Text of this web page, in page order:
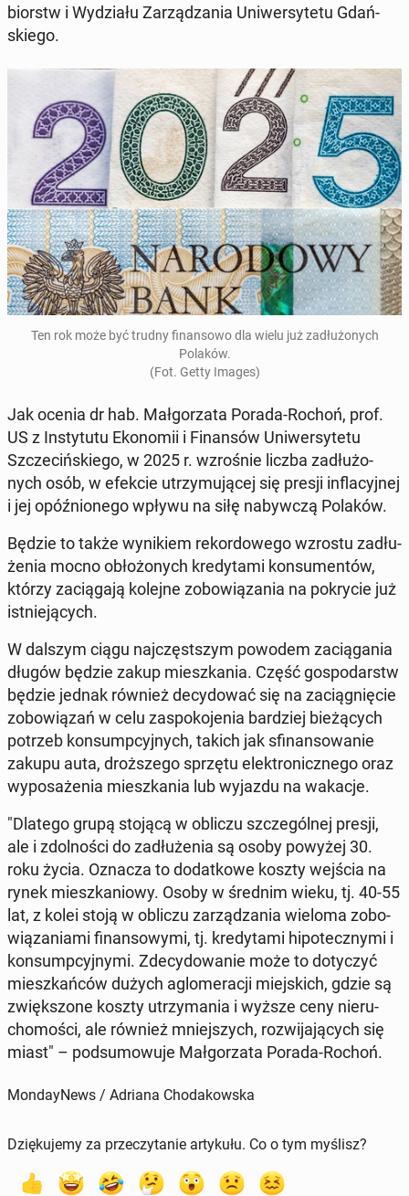
biorstw i Wy­dzia­łu Za­rzą­dza­nia Uni­wer­sy­te­tu Gdań­
skie­go.
Ten rok może być trudny fi­nan­so­wo dla wielu już za­dłu­żo­nych
Polaków.
(Fot. Getty Images)
Jak ocenia dr hab. Mał­go­rza­ta Porada-Rochoń, prof.
US z In­sty­tu­tu Eko­no­mii i Fi­nan­sów Uni­wer­sy­te­tu
Szcze­ciń­skie­go, w 2025 r. wzro­śnie liczba za­dłu­żo­
nych osób, w efekcie utrzy­mu­ją­cej się presji in­fla­cyj­nej
i jej opóź­nio­ne­go wpływu na siłę na­byw­czą Polaków.
Będzie to także wy­ni­kiem re­kor­do­we­go wzrostu za­dłu­
że­nia mocno ob­ło­żo­nych kre­dy­ta­mi kon­su­men­tów,
którzy za­cią­ga­ją kolejne zo­bo­wią­za­nia na po­kry­cie już
ist­nie­ją­cych.
W dalszym ciągu naj­częst­szym powodem za­cią­ga­nia
długów będzie zakup miesz­ka­nia. Część go­spo­darstw
będzie jednak również de­cy­do­wać się na za­cią­gnię­cie
zo­bo­wią­zań w celu za­spo­ko­je­nia bar­dziej bie­żą­cych
potrzeb kon­sump­cyj­nych, takich jak sfi­nan­so­wa­nie
zakupu auta, droż­sze­go sprzętu elek­tro­nicz­ne­go oraz
wy­po­sa­że­nia miesz­ka­nia lub wyjazdu na wakacje.
"Dlatego grupą stojącą w obliczu szcze­gól­nej presji,
ale i zdol­no­ści do za­dłu­że­nia są osoby powyżej 30.
roku życia. Oznacza to do­dat­ko­we koszty wejścia na
rynek miesz­ka­nio­wy. Osoby w średnim wieku, tj. 40-55
lat, z kolei stoją w obliczu za­rzą­dza­nia wieloma zo­bo­
wią­za­nia­mi fi­nan­so­wy­mi, tj. kre­dy­ta­mi hi­po­tecz­ny­mi i
kon­sump­cyj­ny­mi. Zde­cy­do­wa­nie może to do­ty­czyć
miesz­kań­ców dużych aglo­me­ra­cji miej­skich, gdzie są
zwięk­szo­ne koszty utrzy­ma­nia i wyższe ceny nie­ru­
cho­mo­ści, ale również mniej­szych, roz­wi­ja­ją­cych się
miast" – pod­su­mo­wu­je Mał­go­rza­ta Porada-Rochoń.
MondayNews / Adriana Chodakowska
Dziękujemy za przeczytanie artykułu. Co o tym myślisz?